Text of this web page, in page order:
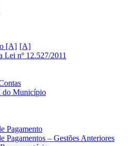
[A]
Lei nº 12.527/2011
Município
Pagamento
Pagamentos – Gestões Anteriores